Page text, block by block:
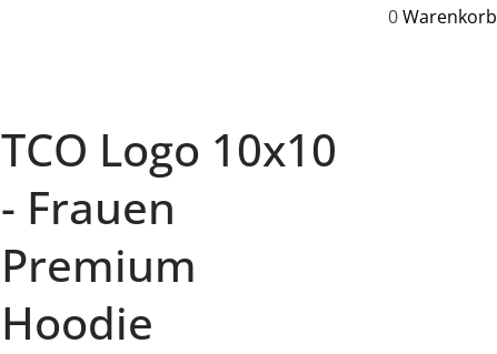
0Warenkorb
TCO Logo 10x10
Frauen
Premium
Hoodie